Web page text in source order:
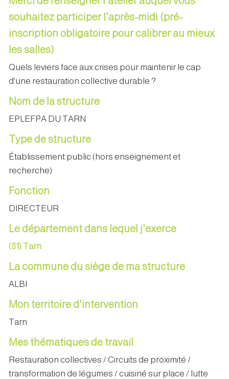
souhaitez participer l'après-midi (pré-
inscription obligatoire pour calibrer au mieux
les salles)
Quels leviers face aux crises pour maintenir le cap
d'une restauration collective durable ?
Nom de la structure
EPLEFPA DU TARN
Type de structure
Établissement public (hors enseignement et
recherche)
Fonction
DIRECTEUR
Le département dans lequel j'exerce
(81) Tarn
La commune du siège de ma structure
ALBI
Mon territoire d'intervention
Tarn
Mes thématiques de travail
Restauration collectives / Circuits de proximité /
transformation de légumes / cuisiné sur place / lutte